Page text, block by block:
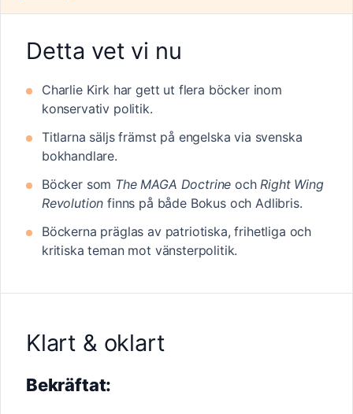
Detta vet vi nu
Charlie Kirk har gett ut flera böcker inom
konservativ politik.
Titlarna säljs främst på engelska via svenska
bokhandlare.
Böcker som The MAGA Doctrine och Right Wing
Revolution finns på både Bokus och Adlibris.
Böckerna präglas av patriotiska, frihetliga och
kritiska teman mot vänsterpolitik.
Klart & oklart
Bekräftat: